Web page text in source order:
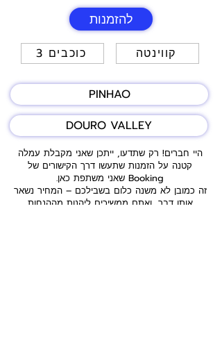
להזמנות
קווינטה 3 כוכבים
PINHAO
DOURO VALLEY
היי חברים! רק שתדעו, ייתכן שאני מקבלת עמלה
קטנה על הזמנות שתעשו דרך הקישורים של
Booking שאני משתפת כאן.
זה כמובן לא משנה כלום בשבילכם – המחיר נשאר
אותו דבר, ואתם ממשיכים ליהנות מההנחות